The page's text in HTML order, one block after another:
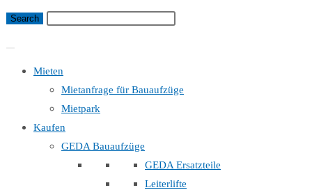
Mieten
Mietanfrage für Bauaufzüge
Mietpark
Kaufen
GEDA Bauaufzüge
GEDA Ersatzteile
Leiterlifte